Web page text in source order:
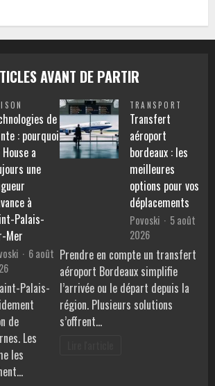
AVANT DE PARTIR
de
: pourquoi
a
une
à
Palais-
Mer
6 août
Palais-
de
Les
les
TRANSPORT
Transfert
aéroport
bordeaux : les
meilleures
options pour vos
déplacements
Povoski
5 août
2026
Prendre en compte un transfert
aéroport Bordeaux simplifie
l’arrivée ou le départ depuis la
région. Plusieurs solutions
s’offrent…